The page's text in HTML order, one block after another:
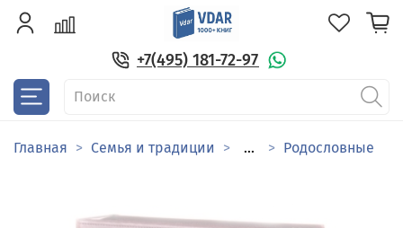
+7(495) 181-72-97
Главная Семья и традиции ... Родословные